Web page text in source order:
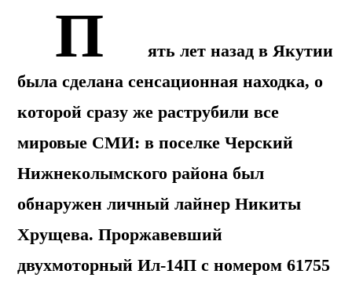
П
ять лет назад в Якутии
была сделана сенсационная находка, о
которой сразу же раструбили все
мировые СМИ: в поселке Черский
Нижнеколымского района был
обнаружен личный лайнер Никиты
Хрущева. Проржавевший
двухмоторный Ил-14П с номером 61755